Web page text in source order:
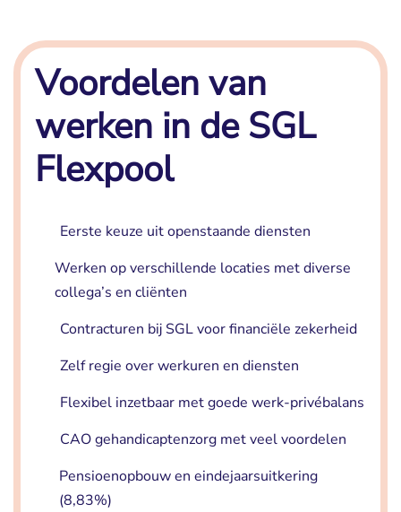
Voordelen van
werken in de SGL
Flexpool
Eerste keuze uit openstaande diensten
Werken op verschillende locaties met diverse
collega’s en cliënten
Contracturen bij SGL voor financiële zekerheid
Zelf regie over werkuren en diensten
Flexibel inzetbaar met goede werk-privébalans
CAO gehandicaptenzorg met veel voordelen
Pensioenopbouw en eindejaarsuitkering
(8,83%)